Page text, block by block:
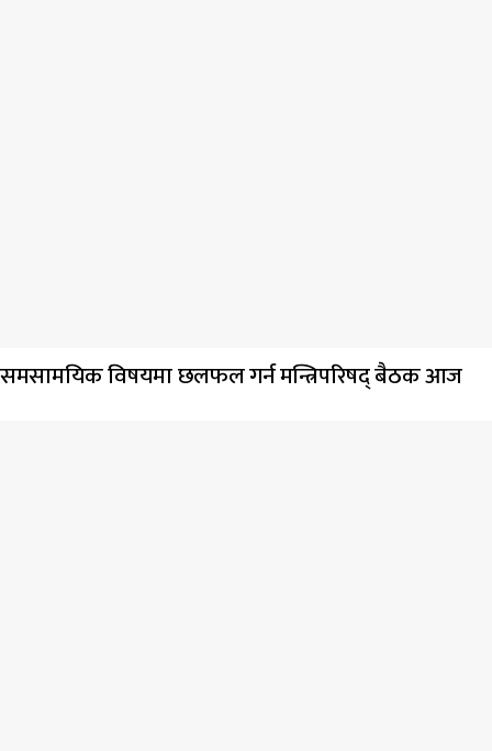
समसामयिक विषयमा छलफल गर्न मन्त्रिपरिषद् बैठक आज